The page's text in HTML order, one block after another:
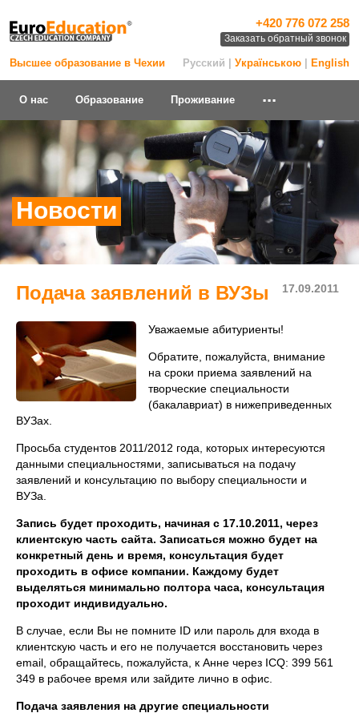
Высшее образование в Чехии
+420 776 072 258
Заказать обратный звонок
Русский | Українською English
О нас Образование Проживание ...
Новости
17.09.2011
Подача заявлений в ВУЗы
Уважаемые абитуриенты!
Обратите, пожалуйста, внимание
на сроки приема заявлений на
творческие специальности
(бакалавриат) в нижеприведенных
ВУЗах.
Просьба студентов 2011/2012 года, которых интересуются
данными специальностями, записываться на подачу
заявлений и консультацию по выбору специальности и
ВУЗа.
Запись будет проходить, начиная с 17.10.2011, через
клиентскую часть сайта. Записаться можно будет на
конкретный день и время, консультация будет
проходить в офисе компании. Каждому будет
выделяться минимально полтора часа, консультация
проходит индивидуально.
В случае, если Вы не помните ID или пароль для входа в
клиентскую часть и его не получается восстановить через
email, обращайтесь, пожалуйста, к Анне через ICQ: 399 561
349 в рабочее время или зайдите лично в офис.
Подача заявления на другие специальности